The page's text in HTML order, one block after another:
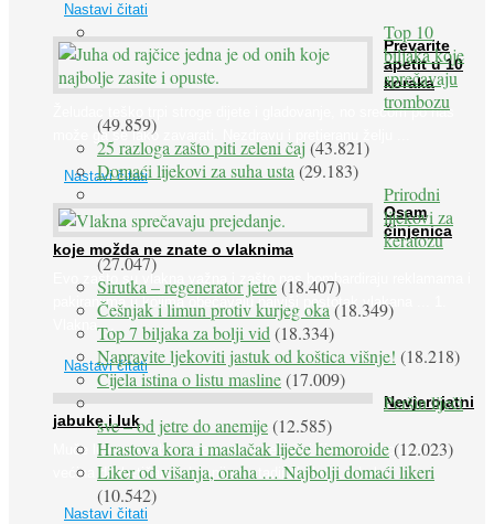
Nastavi čitati
Prevarite
apetit u 10
koraka
Želudac teško trpi stroge dijete i gladovanje, no srećom po nas
može ga se lako zavarati. Nezdravu i pretjeranu želju ...
Nastavi čitati
Osam
činjenica
koje možda ne znate o vlaknima
Evo zašto su vlakna važna i zašto nas bombardiraju reklamama i
pakiranjima u kojima obećavaju najviši postotak vlakana ... 1.
Vlakna ...
Nastavi čitati
Nevjerojatni
jabuke i luk
Muče li vas tegobe vezane uz srce, oči i živce, od kojih pati
većina dijabetičara u kasnijem stadiju bolesti, jabuke ...
Nastavi čitati
Top 10
biljaka koje
sprečavaju
trombozu
(49.859)
25 razloga zašto piti zeleni čaj(43.821)
Domaći lijekovi za suha usta (29.183)
Prirodni
lijekovi za
keratozu
(27.047)
Sirutka – regenerator jetre(18.407)
Češnjak i limun protiv kurjeg oka (18.349)
Top 7 biljaka za bolji vid (18.334)
Napravite ljekoviti jastuk od koštica višnje! (18.218)
Cijela istina o listu masline(17.009)
Peršin liječi
sve – od jetre do anemije(12.585)
Hrastova kora i maslačak liječe hemoroide(12.023)
Liker od višanja, oraha … Najbolji domaći likeri
(10.542)